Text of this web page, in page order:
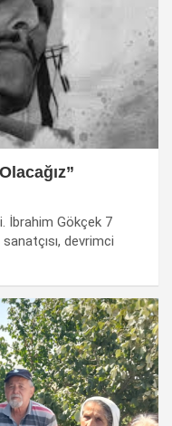
İbrahim Gökçek 7
devrimci